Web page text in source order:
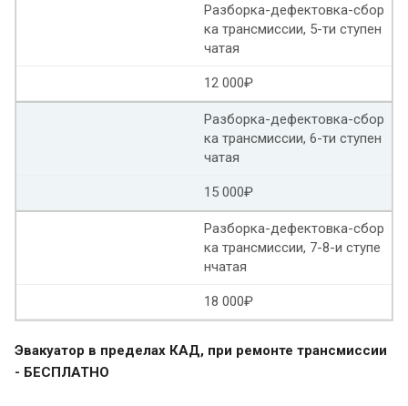
Адаптация АКПП Субару форестер
Адаптация АКПП Шевроле круз
Адаптация роботизированной коробки передач
Сброс адаптации АКПП w211
Разборка-дефектовка-сбор
ка трансмиссии, 5-ти ступен
чатая
12 000₽
Разборка-дефектовка-сбор
ка трансмиссии, 6-ти ступен
чатая
15 000₽
Разборка-дефектовка-сбор
ка трансмиссии, 7-8-и ступе
нчатая
18 000₽
Эвакуатор в пределах КАД, при ремонте трансмиссии
- БЕСПЛАТНО